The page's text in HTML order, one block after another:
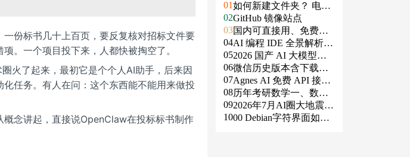
份标书几十上百页，要反复核对招标文件要
。一个项目投下来，人都快被掏空了。
火了起来，最初它是个个人AI助手，后来因
任务。有人在问：这个东西能不能用来做投
念讲起，直接说OpenClaw在投标标书制作
01如何新建文件夹？ 电脑
新建文件夹的4种方法
02GitHub 镜像站点
03国内可直接用、免费额
度/永久免费的大模型AP
I清单（含 SiliconFlow、
火山、阿里、智谱、百
度、Kimi、DeepSeek、
DMXAPI 等）
04AI 编程 IDE 全景解析 2
026：Agent 全面接管开
发链路
052026 国产 AI 大模型横
评：DeepSeek、通义千
问、Kimi、文心一言、
星火、豆包谁更能打？
06微信历史版本含下载地
址（ Windows PC | 安卓
| MAC ）及设置微信不
更新
07Agnes AI 免费 API 接入
指南：文本、生图、生
视频，一套接口全免费
08历年考研数学一、数学
二、数学三真题试卷及
答案PDF
092026年7月AI圈大地震：
GPT-5.6被政府限制、Cl
1000 Debian字符界面如何